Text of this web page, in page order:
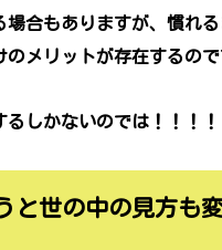
場合もありますが、慣れ
メリットが存在するので
るしかないのでは！！！！
と世の中の見方も